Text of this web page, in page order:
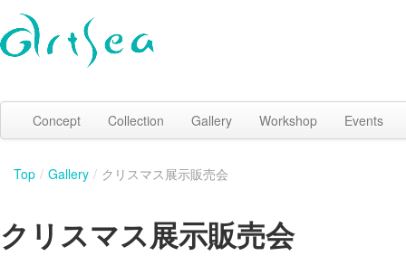
Concept Collection Gallery Workshop Events
Top / Gallery / クリスマス展示販売会
クリスマス展示販売会